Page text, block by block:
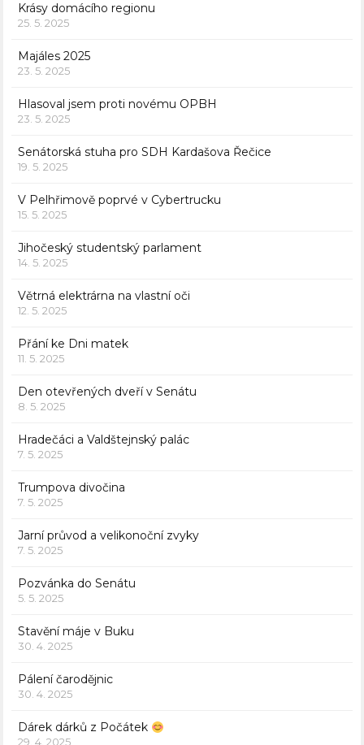
Krásy domácího regionu
25. 5. 2025
Majáles 2025
23. 5. 2025
Hlasoval jsem proti novému OPBH
23. 5. 2025
Senátorská stuha pro SDH Kardašova Řečice
19. 5. 2025
V Pelhřimově poprvé v Cybertrucku
15. 5. 2025
Jihočeský studentský parlament
14. 5. 2025
Větrná elektrárna na vlastní oči
12. 5. 2025
Přání ke Dni matek
11. 5. 2025
Den otevřených dveří v Senátu
8. 5. 2025
Hradečáci a Valdštejnský palác
7. 5. 2025
Trumpova divočina
7. 5. 2025
Jarní průvod a velikonoční zvyky
7. 5. 2025
Pozvánka do Senátu
5. 5. 2025
Stavění máje v Buku
30. 4. 2025
Pálení čarodějnic
30. 4. 2025
Dárek dárků z Počátek
29. 4. 2025